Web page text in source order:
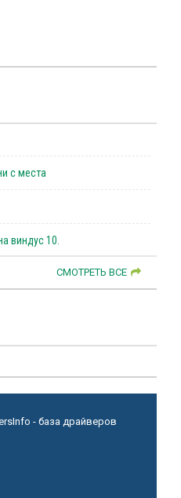
с места
виндус 10.
СМОТРЕТЬ ВСЕ
- база драйверов